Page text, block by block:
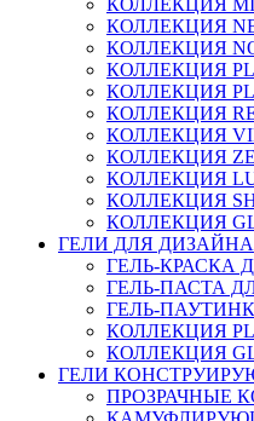
КОЛЛЕКЦИЯ
КОЛЛЕКЦИЯ
КОЛЛЕКЦИЯ
КОЛЛЕКЦИЯ
КОЛЛЕКЦИЯ
КОЛЛЕКЦИЯ
КОЛЛЕКЦИЯ
КОЛЛЕКЦИЯ
КОЛЛЕКЦИЯ
КОЛЛЕКЦИЯ
ГЕЛИ ДЛЯ ДИЗАЙНА
ГЕЛЬ-КРАСКА
ГЕЛЬ-ПАСТА
ГЕЛЬ-
КОЛЛЕКЦИЯ
КОЛЛЕКЦИЯ
ГЕЛИ
ПРОЗРАЧНЫЕ